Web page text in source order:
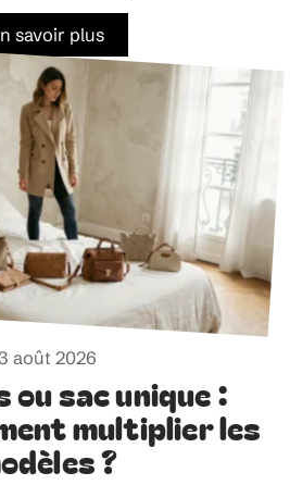
savoir plus
août 2026
ou sac unique :
multiplier les
?